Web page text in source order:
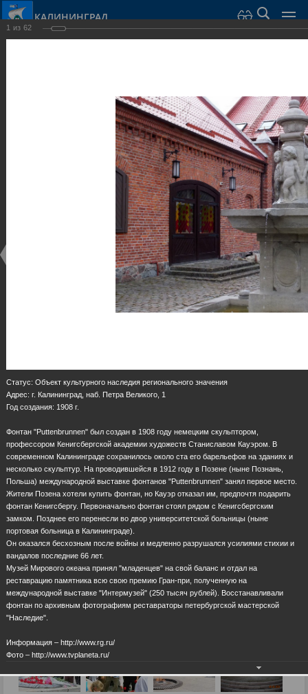
КАЛИНИНГРАД
Скульптуры и мемориалы
1 из 62
Статус: Объект культурного наследия регионального значения
Адрес: г. Калининград, наб. Петра Великого, 1
Год создания: 1908 г.
Фонтан "Puttenbrunnen" был создан в 1908 году немецким скульптором,
профессором Кенигсбергской академии художеств Станиславом Кауэром. В
современном Калининграде сохранилось около ста его барельефов на зданиях и
несколько скульптур. На проводившейся в 1912 году в Позене (ныне Познань,
Польша) международной выставке фонтанов "Puttenbrunnen" занял первое место.
Жители Позена хотели купить фонтан, но Кауэр отказал им, предпочтя подарить
фонтан Кенигсбергу. Первоначально фонтан стоял рядом с Кенигсбергским
замком. Позднее его перенесли во двор университетской больницы (ныне
портовая больница в Калининграде).
Он оказался бесхозным после войны и медленно разрушался усилиями стихии и
вандалов последние 66 лет.
Музей Мирового океана принял "младенцев" на свой баланс и отдал на
реставрацию памятника всю свою премию Гран-при, полученную на
международной выставке "Интермузей" (250 тысяч рублей). Восстанавливали
фонтан по архивным фотографиям реставраторы петербургской мастерской
"Наследие".
Информация – http://www.rg.ru/
Фото – http://www.tvplaneta.ru/